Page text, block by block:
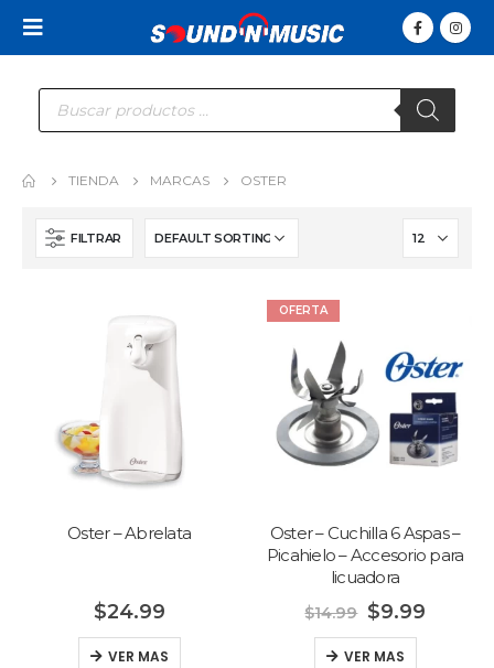
Búsqueda
de
productos
TIENDA MARCAS OSTER
FILTRAR
Oster – Abrelata
$24.99
VER MAS
OFERTA
Oster – Cuchilla 6 Aspas –
Picahielo – Accesorio para
licuadora
$14.99 $9.99
VER MAS